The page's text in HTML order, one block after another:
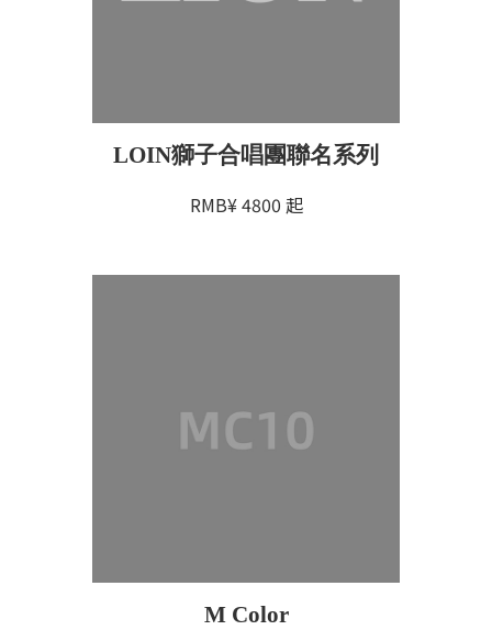
LOIN獅子合唱團聯名系列
RMB¥4800 起
M Color